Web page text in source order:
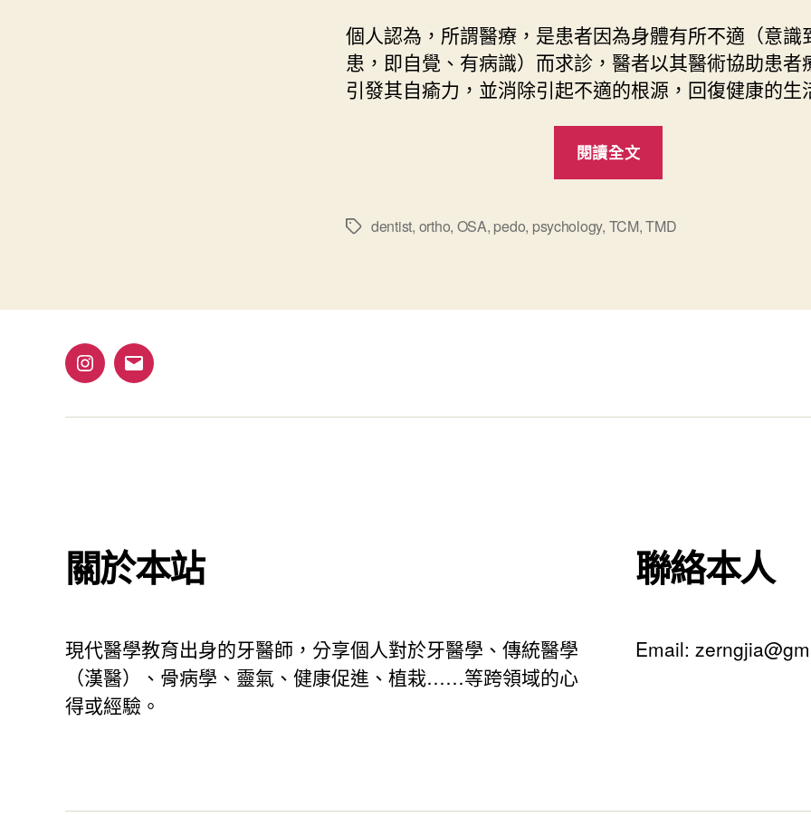
個人認為，所謂醫療，是患者因為身體有所不適（意識
患，即自覺、有病識）而求診，醫者以其醫術協助患者
引發其自瘉力，並消除引起不適的根源，回復健康的生
閱讀全文
本
牙
醫
標 dentist, ortho, OSA, pedo, psychology, TCM,TMD
Instagram
電
郵
關於本站
現代醫學教育出身的牙醫師，分享個人對於牙醫學、傳統醫學
（漢醫）、骨病學、靈氣、健康促進、植栽……等跨領域的心
得或經驗。
聯絡本人
Email: